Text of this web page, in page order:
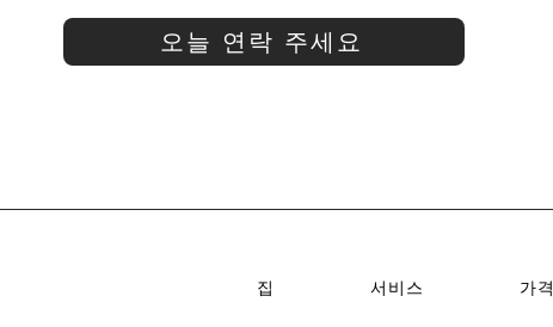
오늘 연락 주세요
집 서비스 가격